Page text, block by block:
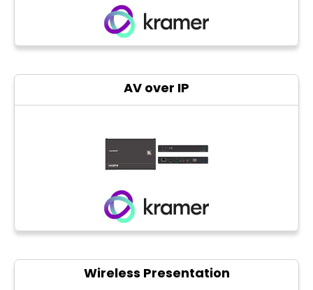
AV over IP
Wireless Presentation